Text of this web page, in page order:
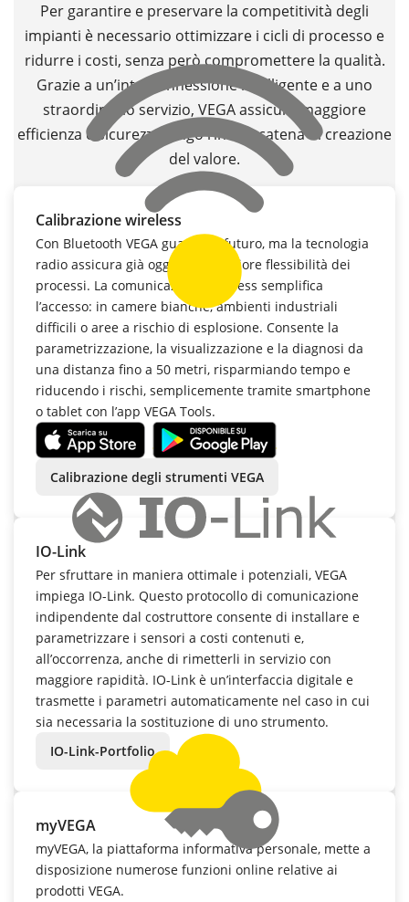
Per garantire e preservare la competitività degli
impianti è necessario ottimizzare i cicli di processo e
ridurre i costi, senza però compromettere la qualità.
Grazie a un’interconnessione intelligente e a uno
straordinario servizio, VEGA assicura maggiore
efficienza e sicurezza lungo l’intera catena di creazione
del valore.
Calibrazione wireless
Con Bluetooth VEGA guarda al futuro, ma la tecnologia
radio assicura già oggi una maggiore flessibilità dei
processi. La comunicazione wireless semplifica
l’accesso: in camere bianche, ambienti industriali
difficili o aree a rischio di esplosione. Consente la
parametrizzazione, la visualizzazione e la diagnosi da
una distanza fino a 50 metri, risparmiando tempo e
riducendo i rischi, semplicemente tramite smartphone
o tablet con l’app VEGA Tools.
Calibrazione degli strumenti VEGA
IO-Link
Per sfruttare in maniera ottimale i potenziali, VEGA
impiega IO-Link. Questo protocollo di comunicazione
indipendente dal costruttore consente di installare e
parametrizzare i sensori a costi contenuti e,
all’occorrenza, anche di rimetterli in servizio con
maggiore rapidità. IO-Link è un’interfaccia digitale e
trasmette i parametri automaticamente nel caso in cui
sia necessaria la sostituzione di uno strumento.
IO-Link-Portfolio
myVEGA
myVEGA, la piattaforma informativa personale, mette a
disposizione numerose funzioni online relative ai
prodotti VEGA.